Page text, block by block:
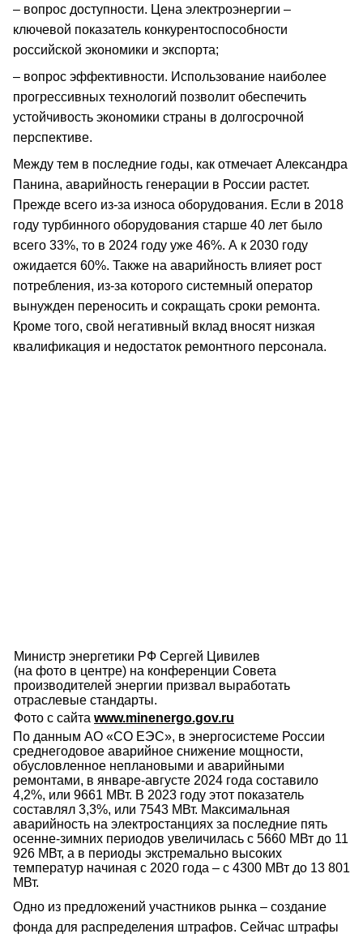
– вопрос доступности. Цена электроэнергии –
ключевой показатель конкурентоспособности
российской экономики и экспорта;
– вопрос эффективности. Использование наиболее
прогрессивных технологий позволит обеспечить
устойчивость экономики страны в долгосрочной
перспективе.
Между тем в последние годы, как отмечает Александра
Панина, аварийность генерации в России растет.
Прежде всего из-за износа оборудования. Если в 2018
году турбинного оборудования старше 40 лет было
всего 33%, то в 2024 году уже 46%. А к 2030 году
ожидается 60%. Также на аварийность влияет рост
потребления, из-за которого системный оператор
вынужден переносить и сокращать сроки ремонта.
Кроме того, свой негативный вклад вносят низкая
квалификация и недостаток ремонтного персонала.
Министр энергетики РФ Сергей Цивилев
(на фото в центре) на конференции Совета
производителей энергии призвал выработать
отраслевые стандарты.
Фото с сайта www.minenergo.gov.ru
По данным АО «СО ЕЭС», в энергосистеме России
среднегодовое аварийное снижение мощности,
обусловленное неплановыми и аварийными
ремонтами, в январе-августе 2024 года составило
4,2%, или 9661 МВт. В 2023 году этот показатель
составлял 3,3%, или 7543 МВт. Максимальная
аварийность на электростанциях за последние пять
осенне-зимних периодов увеличилась с 5660 МВт до 11
926 МВт, а в периоды экстремально высоких
температур начиная с 2020 года – с 4300 МВт до 13 801
МВт.
Одно из предложений участников рынка – создание
фонда для распределения штрафов. Сейчас штрафы